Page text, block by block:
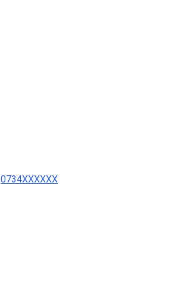
0734XXXXXX